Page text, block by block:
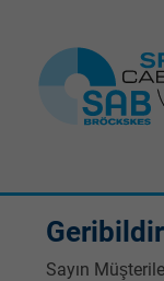
Sayın